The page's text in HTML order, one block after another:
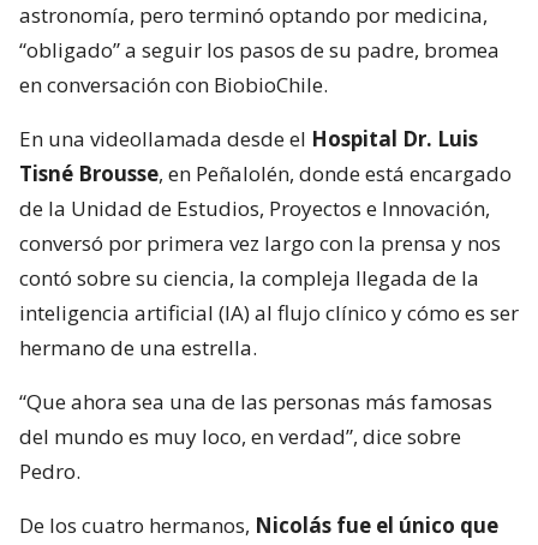
astronomía, pero terminó optando por medicina,
“obligado” a seguir los pasos de su padre, bromea
en conversación con BiobioChile.
En una videollamada desde el Hospital Dr. Luis
Tisné Brousse, en Peñalolén, donde está encargado
de la Unidad de Estudios, Proyectos e Innovación,
conversó por primera vez largo con la prensa y nos
contó sobre su ciencia, la compleja llegada de la
inteligencia artificial (IA) al flujo clínico y cómo es ser
hermano de una estrella.
“Que ahora sea una de las personas más famosas
del mundo es muy loco, en verdad”, dice sobre
Pedro.
De los cuatro hermanos, Nicolás fue el único que